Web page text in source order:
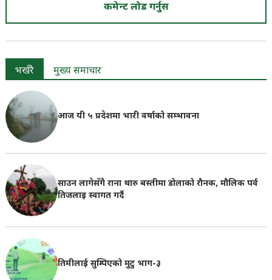
कमेन्ट लोड गर्नुस
भर्खरै मुख्य समाचार
आज यी ५ प्रदेशमा भारी वर्षाको सम्भावना
साउन लागेसँगै राना थारु बस्तीमा डोलाको रौनक, मौलिक पर्व
तिजलाइ स्वागत गर्दै
तिमीलाई सुम्पिएको मुटु भाग-३